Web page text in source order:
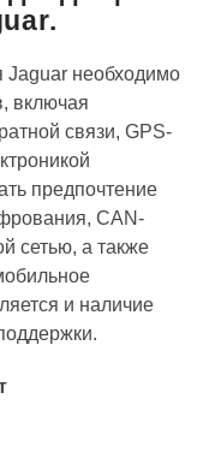
Jaguar необходимо
включая
связи, GPS-
предпочтение
CAN-
сетью, а также
и наличие